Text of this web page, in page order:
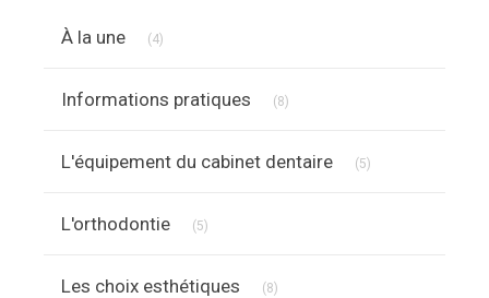
À la une (4)
Informations pratiques (8)
L'équipement du cabinet dentaire (5)
L'orthodontie (5)
Les choix esthétiques (8)